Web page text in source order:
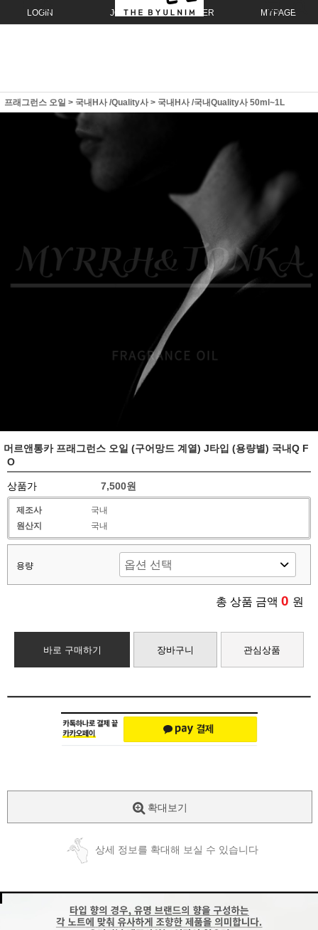
LOGIN JOIN ORDER MYPAGE
프래그런스 오일 > 국내H사 /Quality사> 국내H사 /국내Quality사 50ml~1L
머르앤통카 프래그런스 오일 (구어망드 계열) J타입 (용량별) 국내Q F
O
상품가 7,500원
제조사
국내
원산지
국내
용량
총 상품 금액 0 원
바로 구매하기 장바구니 관심상품
확대보기
상세 정보를 확대해 보실 수 있습니다